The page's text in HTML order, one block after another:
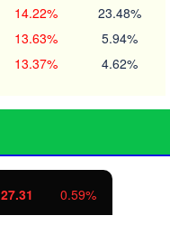
14.22% 23.48%
13.63% 5.94%
13.37% 4.62%
27.31 0.59%